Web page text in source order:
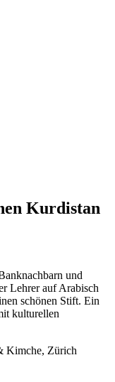
Kurdistan
und
Lehrer auf Arabisch
schönen Stift. Ein
kulturellen
Kimche, Zürich